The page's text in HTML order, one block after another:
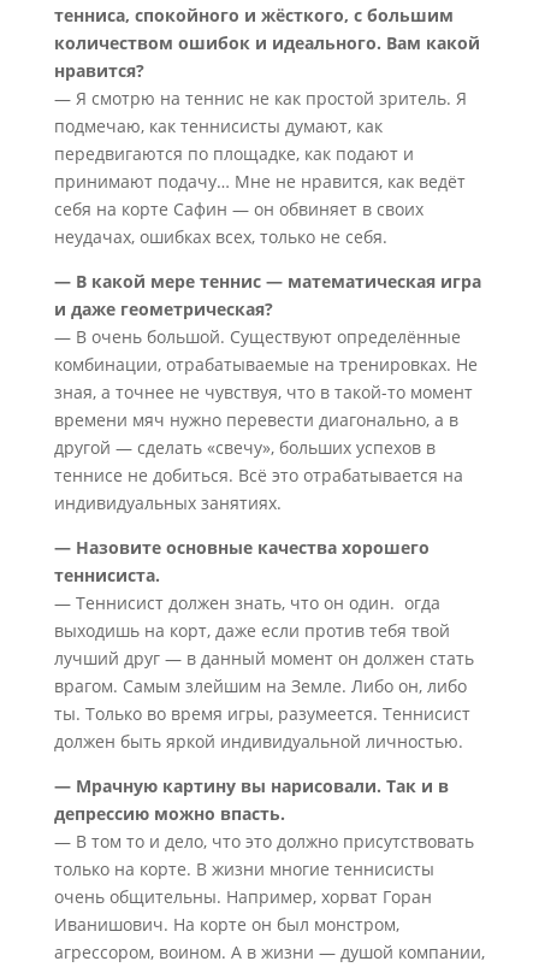
тенниса, спокойного и жёсткого, с большим
количеством ошибок и идеального. Вам какой
нравится?
— Я смотрю на теннис не как простой зритель. Я
подмечаю, как теннисисты думают, как
передвигаются по площадке, как подают и
принимают подачу… Мне не нравится, как ведёт
себя на корте Сафин — он обвиняет в своих
неудачах, ошибках всех, только не себя.
— В какой мере теннис — математическая игра
и даже геометрическая?
— В очень большой. Существуют определённые
комбинации, отрабатываемые на тренировках. Не
зная, а точнее не чувствуя, что в такой-то момент
времени мяч нужно перевести диагонально, а в
другой — сделать «свечу», больших успехов в
теннисе не добиться. Всё это отрабатывается на
индивидуальных занятиях.
— Назовите основные качества хорошего
теннисиста.
— Теннисист должен знать, что он один. огда
выходишь на корт, даже если против тебя твой
лучший друг — в данный момент он должен стать
врагом. Самым злейшим на Земле. Либо он, либо
ты. Только во время игры, разумеется. Теннисист
должен быть яркой индивидуальной личностью.
— Мрачную картину вы нарисовали. Так и в
депрессию можно впасть.
— В том то и дело, что это должно присутствовать
только на корте. В жизни многие теннисисты
очень общительны. Например, хорват Горан
Иванишович. На корте он был монстром,
агрессором, воином. А в жизни — душой компании,